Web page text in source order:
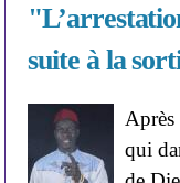
suite à la
qui